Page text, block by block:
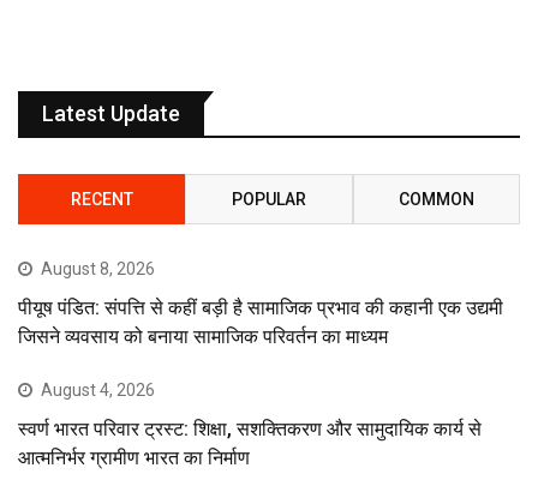
Latest Update
RECENT POPULAR COMMON
August 8, 2026
पीयूष पंडित: संपत्ति से कहीं बड़ी है सामाजिक प्रभाव की कहानी एक उद्यमी
जिसने व्यवसाय को बनाया सामाजिक परिवर्तन का माध्यम
August 4, 2026
स्वर्ण भारत परिवार ट्रस्ट: शिक्षा, सशक्तिकरण और सामुदायिक कार्य से
आत्मनिर्भर ग्रामीण भारत का निर्माण